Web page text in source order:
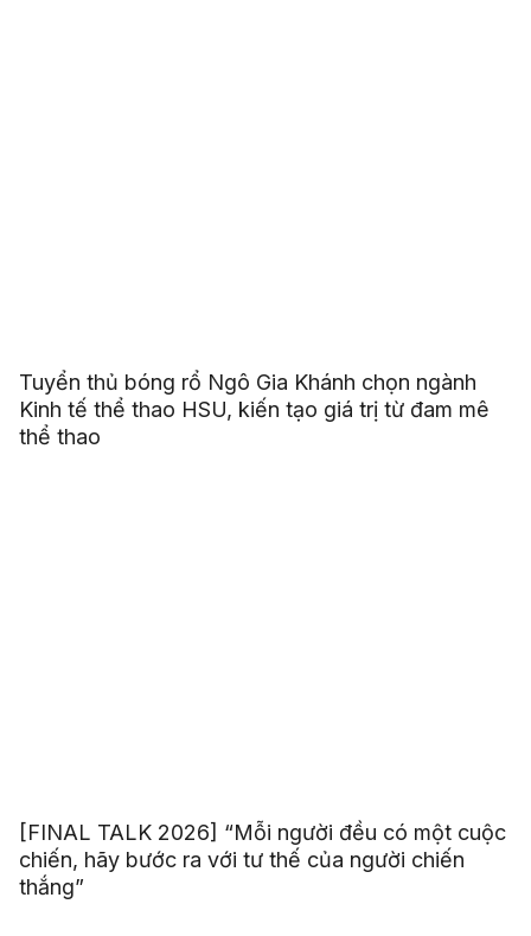
Tuyển thủ bóng rổ Ngô Gia Khánh chọn ngành
Kinh tế thể thao HSU, kiến tạo giá trị từ đam mê
thể thao
[FINAL TALK 2026] “Mỗi người đều có một cuộc
chiến, hãy bước ra với tư thế của người chiến
thắng”